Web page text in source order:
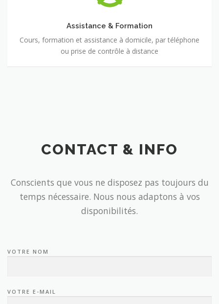
Assistance & Formation
Cours, formation et assistance à domicile, par téléphone
ou prise de contrôle à distance
CONTACT & INFO
Conscients que vous ne disposez pas toujours du
temps nécessaire. Nous nous adaptons à vos
disponibilités.
VOTRE NOM
VOTRE E-MAIL